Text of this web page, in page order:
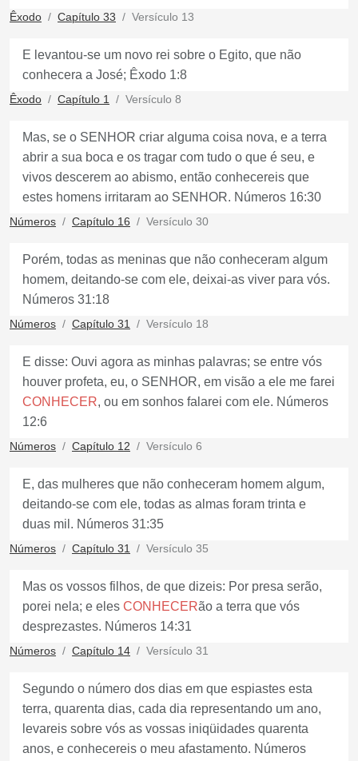
Êxodo Capítulo 33 Versículo 13
E levantou-se um novo rei sobre o Egito, que não
conhecera a José; Êxodo 1:8
Êxodo Capítulo 1 Versículo 8
Mas, se o SENHOR criar alguma coisa nova, e a terra
abrir a sua boca e os tragar com tudo o que é seu, e
vivos descerem ao abismo, então conhecereis que
estes homens irritaram ao SENHOR. Números 16:30
Números Capítulo 16 Versículo 30
Porém, todas as meninas que não conheceram algum
homem, deitando-se com ele, deixai-as viver para vós.
Números 31:18
Números Capítulo 31 Versículo 18
E disse: Ouvi agora as minhas palavras; se entre vós
houver profeta, eu, o SENHOR, em visão a ele me farei
CONHECER, ou em sonhos falarei com ele. Números
12:6
Números Capítulo 12 Versículo 6
E, das mulheres que não conheceram homem algum,
deitando-se com ele, todas as almas foram trinta e
duas mil. Números 31:35
Números Capítulo 31 Versículo 35
Mas os vossos filhos, de que dizeis: Por presa serão,
porei nela; e eles CONHECERão a terra que vós
desprezastes. Números 14:31
Números Capítulo 14 Versículo 31
Segundo o número dos dias em que espiastes esta
terra, quarenta dias, cada dia representando um ano,
levareis sobre vós as vossas iniqüidades quarenta
anos, e conhecereis o meu afastamento. Números